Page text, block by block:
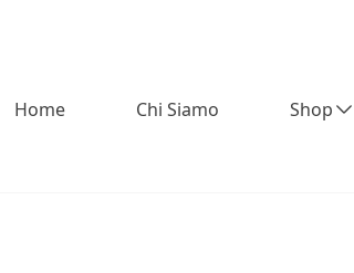
Home Chi Siamo Shop